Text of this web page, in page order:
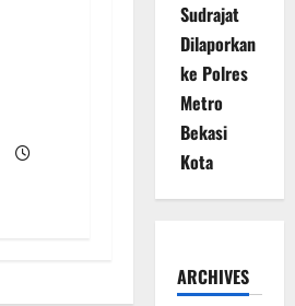
Sudrajat
Dilaporkan
ke Polres
Metro
Bekasi
Kota
ARCHIVES